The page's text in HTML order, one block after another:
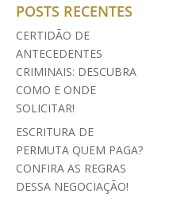
POSTS RECENTES
CERTIDÃO DE
ANTECEDENTES
CRIMINAIS: DESCUBRA
COMO E ONDE
SOLICITAR!
ESCRITURA DE
PERMUTA QUEM PAGA?
CONFIRA AS REGRAS
DESSA NEGOCIAÇÃO!